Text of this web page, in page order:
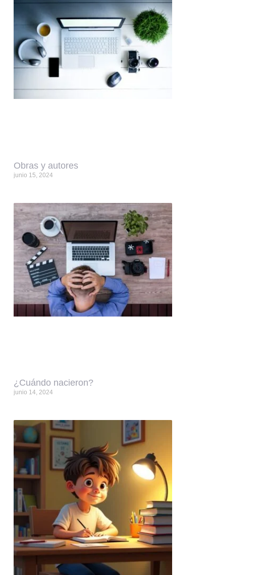
Obras y autores
junio 15, 2024
¿Cuándo nacieron?
junio 14, 2024